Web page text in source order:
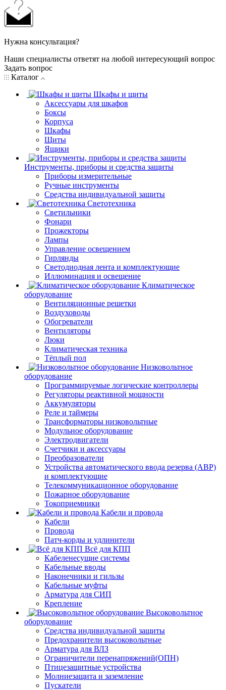
Нужна консультация?
Наши специалисты ответят на любой интересующий вопрос
Задать вопрос
Каталог
Шкафы и щиты
Аксессуары для шкафов
Боксы
Корпуса
Шкафы
Щиты
Ящики
Инструменты, приборы и средства защиты
Приборы измерительные
Ручные инструменты
Средства индивидуальной защиты
Светотехника
Светильники
Фонари
Прожекторы
Лампы
Управление освещением
Гирлянды
Светодиодная лента и комплектующие
Иллюминация и освещение
Климатическое
оборудование
Вентиляционные решетки
Воздуховоды
Обогреватели
Вентиляторы
Люки
Климатическая техника
Тёплый пол
Низковольтное
оборудование
Программируемые логические контроллеры
Регуляторы реактивной мощности
Аккумуляторы
Реле и таймеры
Трансформаторы низковольтные
Модульное оборудование
Электродвигатели
Счетчики и аксессуары
Преобразователи
Устройства автоматического ввода резерва (АВР)
и комплектующие
Телекоммуникационное оборудование
Пожарное оборудование
Токоприемники
Кабели и провода
Кабели
Провода
Патч-корды и удлинители
Всё для КПП
Кабеленесущие системы
Кабельные вводы
Наконечники и гильзы
Кабельные муфты
Арматура для СИП
Крепление
Высоковольтное
оборудование
Средства индивидуальной защиты
Предохранители высоковольтные
Арматура для ВЛЗ
Ограничители перенапряжений(ОПН)
Птицезащитные устройства
Молниезащита и заземление
Пускатели